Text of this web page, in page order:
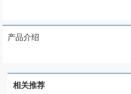
产品介绍
相关推荐